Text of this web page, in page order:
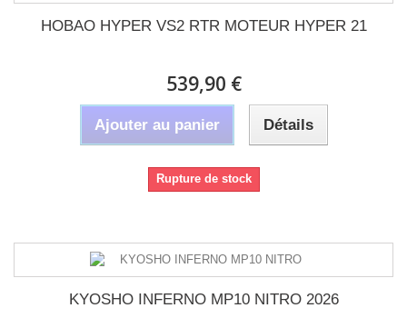
HOBAO HYPER VS2 RTR MOTEUR HYPER 21
539,90 €
Ajouter au panier Détails
Rupture de stock
KYOSHO INFERNO MP10 NITRO 2026